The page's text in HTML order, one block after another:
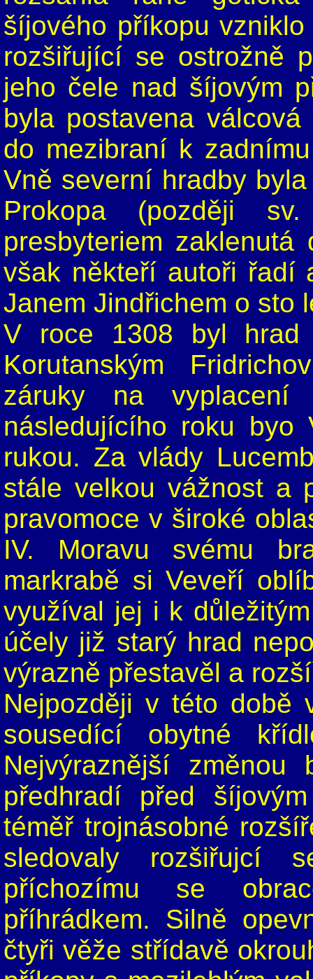
šíjového příkopu
rozšiřující se ostrožně
jeho čele nad šíjovým
byla postavena
do mezibraní k
Vně severní hradby
Prokopa (později
presbyteriem
však někteří autoři řadí
Janem Jindřichem o sto
V roce 1308 byl hrad
Korutanským
záruky na
následujícího roku byo
rukou. Za vlády
stále velkou vážnost a
pravomoce v široké
IV. Moravu svému
markrabě si Veveří
využíval jej i k
účely již starý hrad
výrazně přestavěl a
Nejpozději v této době
sousedící obytné
Nejvýraznější
předhradí před
téměř trojnásobné
sledovaly rozšiřujcí
příchozímu se
příhrádkem. Silně
čtyři věže střídavě